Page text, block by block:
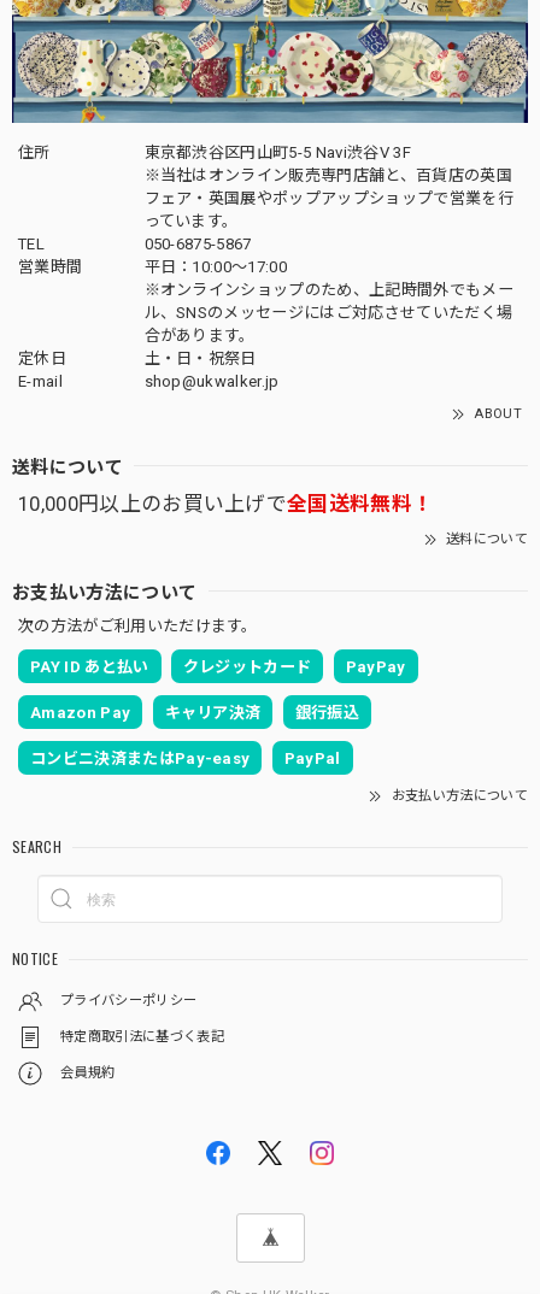
住所
東京都渋谷区円山町5-5 Navi渋谷V 3F
※当社はオンライン販売専門店舗と、百貨店の英国
フェア・英国展やポップアップショップで営業を行
っています。
TEL
050-6875-5867
営業時間
平日：10:00～17:00
※オンラインショップのため、上記時間外でもメー
ル、SNSのメッセージにはご対応させていただく場
合があります。
定休日
土・日・祝祭日
E-mail
shop@ukwalker.jp
ABOUT
送料について
10,000円以上のお買い上げで全国送料無料！
送料について
お支払い方法について
次の方法がご利用いただけます。
PAY ID あと払い クレジットカード PayPay
Amazon Pay キャリア決済 銀行振込
コンビニ決済またはPay-easy PayPal
お支払い方法について
SEARCH
NOTICE
プライバシーポリシー
特定商取引法に基づく表記
会員規約